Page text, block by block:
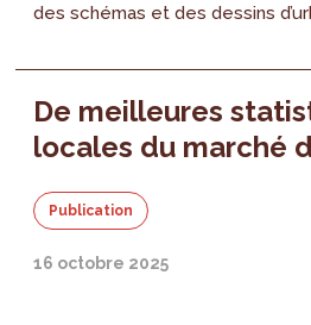
des schémas et des dessins
De meilleures
locales du marché
Publication
16 octobre 2025